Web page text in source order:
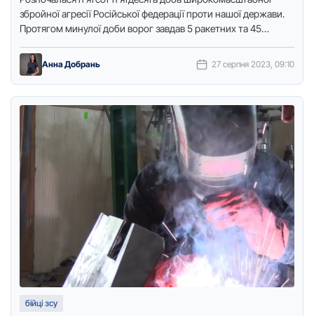
збройної агресії Російської федерації проти нашої держави.
Протягом минулої доби ворог завдав 5 ракетних та 45
Анна Добрань 27 серпня 2023, 09:10
бійці зсу